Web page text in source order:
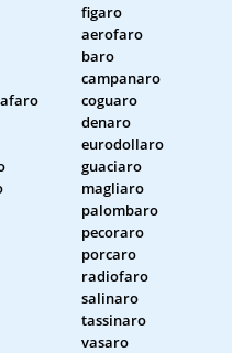
figaro
aerofaro
baro
campanaro
coguaro
denaro
eurodollaro
guaciaro
magliaro
palombaro
pecoraro
porcaro
radiofaro
salinaro
tassinaro
vasaro